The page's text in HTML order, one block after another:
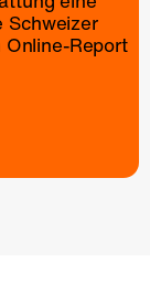
Schweizer
Online-Report